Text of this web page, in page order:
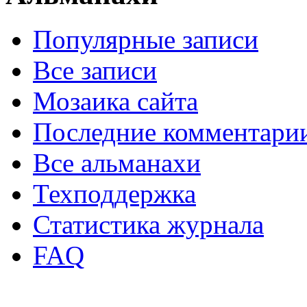
Популярные записи
Все записи
Мозаика сайта
Последние
Все альманахи
Техподдержка
Статистика журнала
FAQ